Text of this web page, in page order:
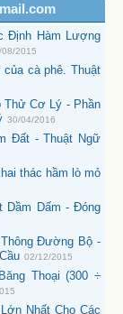
Định Hàm Lượng
08/2015
của cà phê. Thuật
Thử Cơ Lý - Phần
30/04/2016
Đất - Thuật Ngữ
thác hầm lò mỏ
Dầm Dấm - Đóng
Đường Bộ -
02/12/2015
Thoại (300 ÷
Nhất Cho Các